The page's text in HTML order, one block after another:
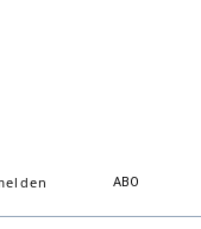
ABO